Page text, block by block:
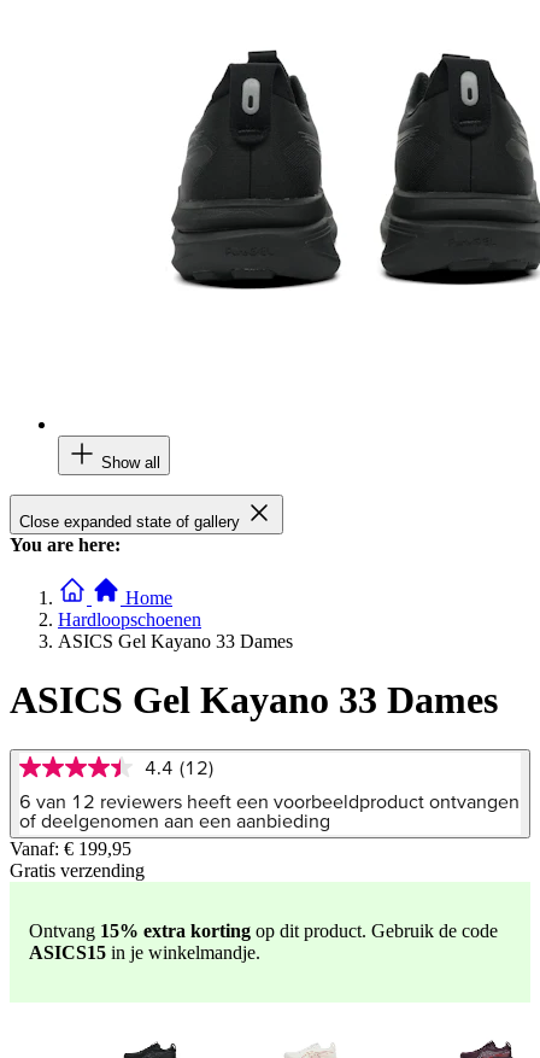
Show all
Close expanded state of gallery
You are here:
Home
Hardloopschoenen
ASICS Gel Kayano 33 Dames
ASICS Gel Kayano 33 Dames
4.4
van
5
sterren,
gemiddelde
scorewaarde.
Reviews.
Dezelfde
4.4 (12)
6 van 12 reviewers heeft een voorbeeldproduct ontvangen
of deelgenomen aan een aanbieding
Vanaf: € 199,95
Gratis verzending
Ontvang 15% extra korting op dit product. Gebruik de code
ASICS15 in je winkelmandje.